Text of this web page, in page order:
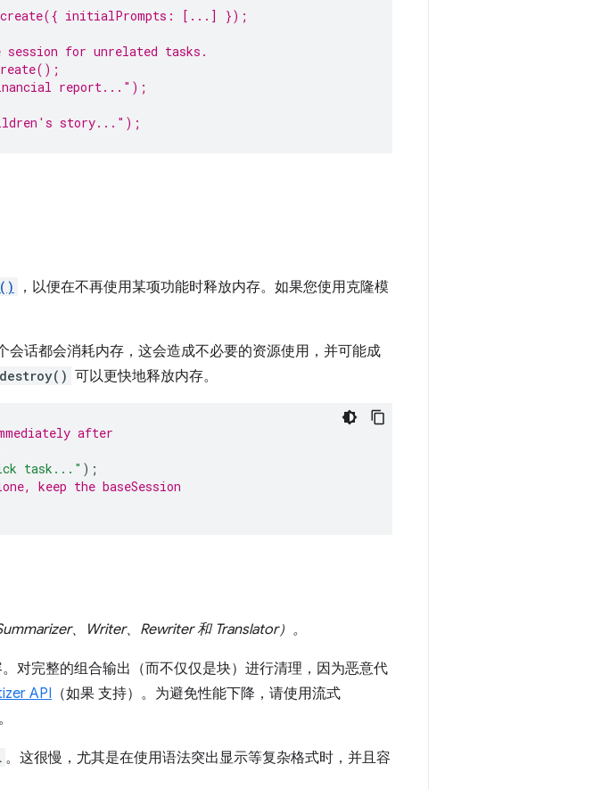
initialPrompts: [...] });
for unrelated tasks.
report...");
story...");
，以便在不再使用某项功能时释放内存。如果您使用克隆模
会话都会消耗内存，这会造成不必要的资源使用，并可能成
destroy() 可以更快地释放内存。
after
task..." );
keep the baseSession
、Writer、Rewriter 和 Translator）。
对完整的组合输出（而不仅仅是块）进行清理，因为恶意代
API （如果 支持）。为避免性能下降，请使用流式
。
。这很慢，尤其是在使用语法突出显示等复杂格式时，并且容